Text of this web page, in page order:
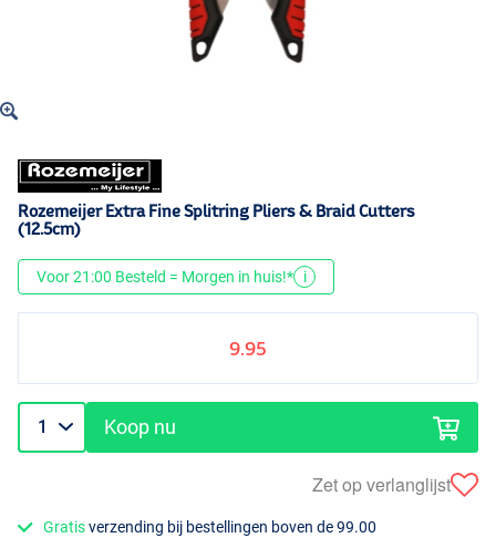
Rozemeijer Extra Fine Splitring Pliers & Braid Cutters
(12.5cm)
Voor 21:00 Besteld = Morgen in huis!* i
9.95
Koop nu
Zet op verlanglijst
Gratisverzending bij bestellingen boven de 99.00